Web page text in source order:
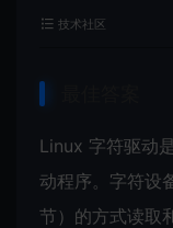
技术社区
Linux 字符驱动
动程序。字符设
节）的方式读取